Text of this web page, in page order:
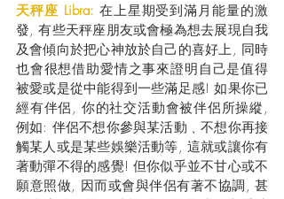
天秤座 Libra: 在上星期受到滿月能量的激
發, 有些天秤座朋友或會極為想去展現自我
及會傾向於把心神放於自己的喜好上, 同時
也會很想借助愛情之事來證明自己是值得
被愛或是從中能得到一些滿足感! 如果你已
經有伴侶, 你的社交活動會被伴侶所操縱,
例如: 伴侶不想你參與某活動﹑不想你再接
觸某人或是某些娛樂活動等, 這就或讓你有
著動彈不得的感覺! 但你似乎並不甘心或不
願意照做, 因而或會與伴侶有著不協調, 甚